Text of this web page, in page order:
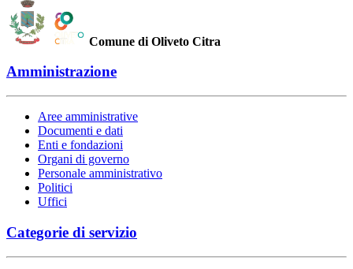
Comune di Oliveto Citra
Amministrazione
Aree amministrative
Documenti e dati
Enti e fondazioni
Organi di governo
Personale amministrativo
Politici
Uffici
Categorie di servizio